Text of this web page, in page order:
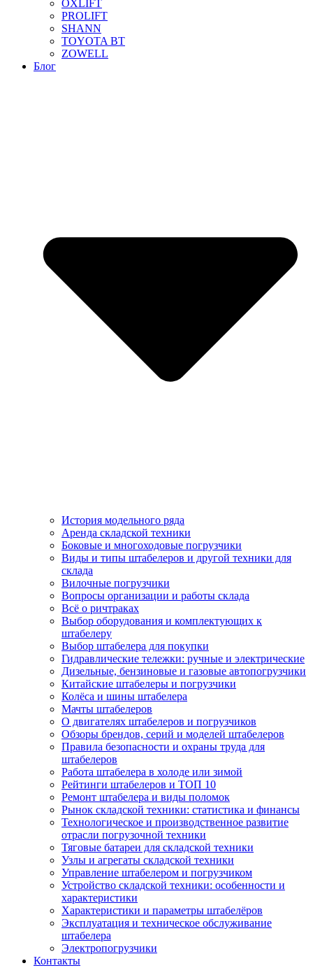
OXLIFT
PROLIFT
SHANN
TOYOTA BT
ZOWELL
Блог
История модельного ряда
Аренда складской техники
Боковые и многоходовые погрузчики
Виды и типы штабелеров и другой техники для
склада
Вилочные погрузчики
Вопросы организации и работы склада
Всё о ричтраках
Выбор оборудования и комплектующих к
штабелеру
Выбор штабелера для покупки
Гидравлические тележки: ручные и электрические
Дизельные, бензиновые и газовые автопогрузчики
Китайские штабелеры и погрузчики
Колёса и шины штабелера
Мачты штабелеров
О двигателях штабелеров и погрузчиков
Обзоры брендов, серий и моделей штабелеров
Правила безопасности и охраны труда для
штабелеров
Работа штабелера в холоде или зимой
Рейтинги штабелеров и ТОП 10
Ремонт штабелера и виды поломок
Рынок складской техники: статистика и финансы
Технологическое и производственное развитие
отрасли погрузочной техники
Тяговые батареи для складской техники
Узлы и агрегаты складской техники
Управление штабелером и погрузчиком
Устройство складской техники: особенности и
характеристики
Характеристики и параметры штабелёров
Эксплуатация и техническое обслуживание
штабелера
Электропогрузчики
Контакты